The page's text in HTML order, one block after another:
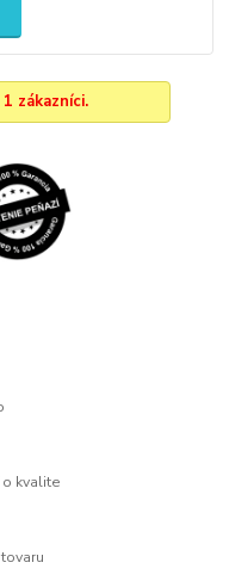
zákazníci.
kvalite